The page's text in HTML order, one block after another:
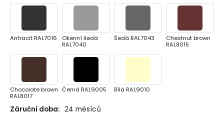
Antracit RAL7016
Okenní šedá
RAL7040
Šedá RAL7043
Chestnut brown
RAL8015
Chocolate brown
RAL8017
Černá RAL9005 Bílá RAL9010
Záruční doba: 24 měsíců